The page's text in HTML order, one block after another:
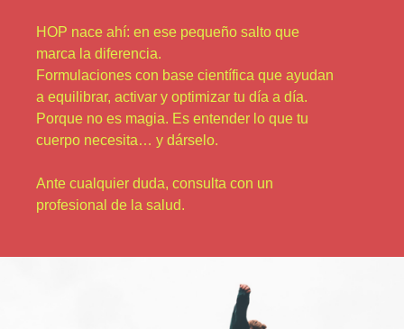
HOP nace ahí: en ese pequeño salto que
marca la diferencia.
Formulaciones con base científica que ayudan
a equilibrar, activar y optimizar tu día a día.
Porque no es magia. Es entender lo que tu
cuerpo necesita… y dárselo.
Ante cualquier duda, consulta con un
profesional de la salud.